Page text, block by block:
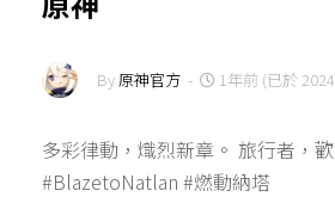
By原神官方 - 1年前 (已於
多彩律動，熾烈新章。 旅行者，
#BlazetoNatlan #燃動納塔